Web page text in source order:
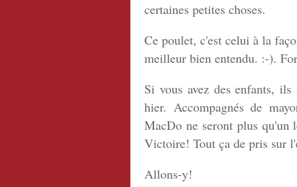
certaines petites choses.
Ce poulet, c'est celui à la
meilleur bien entendu. :-).
Si vous avez des enfants,
hier. Accompagnés de
MacDo ne seront plus
Victoire! Tout ça de pris sur
Allons-y!